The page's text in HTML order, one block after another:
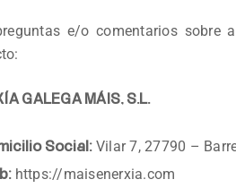
e/o comentarios sobre
GALEGA MÁIS, S.L.
Social:Vilar 7, 27790 –
https://maisenerxia.com